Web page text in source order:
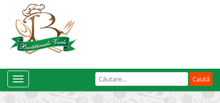
Caută
după:
Toggle
Navigation